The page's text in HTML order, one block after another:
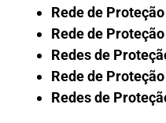
Rede de
Rede de
Redes de
Rede de
Redes de